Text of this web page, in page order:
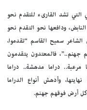
التي تشد القارىء للتقدم نحو
ودافعها نحو التقدم نحو
سميح القاسم “تقدموا،
فالمعتدون يتقدمون
مرعبة.. دراما مدهشة.. دراما
وأدهش أنواع الدراما
أرض فوقهم جهنم.